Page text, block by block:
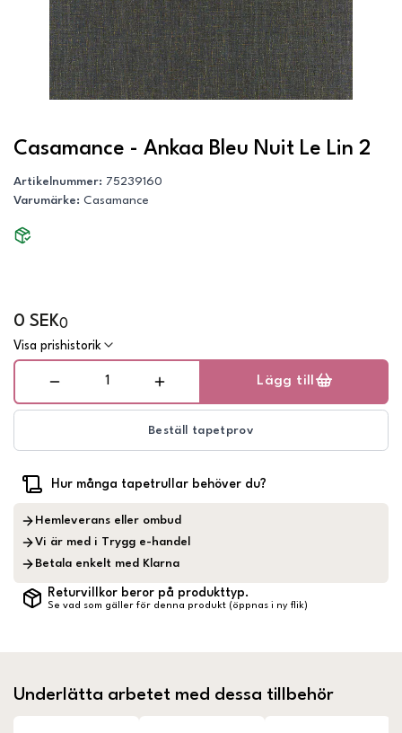
Casamance - Ankaa Bleu Nuit Le Lin 2
Artikelnummer: 75239160
Varumärke: Casamance
0 SEK0
Visa prishistorik
Lägg till
Beställ tapetprov
Hur många tapetrullar behöver du?
Hemleverans eller ombud
Vi är med i Trygg e-handel
Betala enkelt med Klarna
Returvillkor beror på produkttyp.
Se vad som gäller för denna produkt (öppnas i ny flik)
Underlätta arbetet med dessa tillbehör